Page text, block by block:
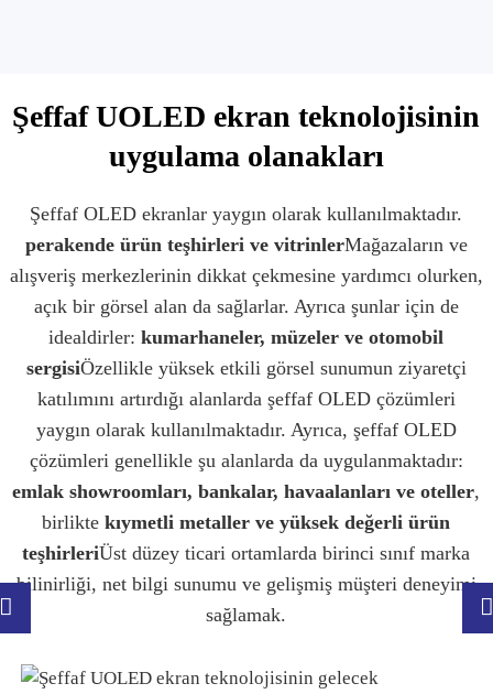
Şeffaf UOLED ekran teknolojisinin
uygulama olanakları
Şeffaf OLED ekranlar yaygın olarak kullanılmaktadır.
perakende ürün teşhirleri ve vitrinlerMağazaların ve
alışveriş merkezlerinin dikkat çekmesine yardımcı olurken,
açık bir görsel alan da sağlarlar. Ayrıca şunlar için de
idealdirler:kumarhaneler, müzeler ve otomobil
sergisiÖzellikle yüksek etkili görsel sunumun ziyaretçi
katılımını artırdığı alanlarda şeffaf OLED çözümleri
yaygın olarak kullanılmaktadır. Ayrıca, şeffaf OLED
çözümleri genellikle şu alanlarda da uygulanmaktadır:
emlak showroomları, bankalar, havaalanları ve oteller,
birliktekıymetli metaller ve yüksek değerli ürün
teşhirleriÜst düzey ticari ortamlarda birinci sınıf marka
bilinirliği, net bilgi sunumu ve gelişmiş müşteri deneyimi
sağlamak.